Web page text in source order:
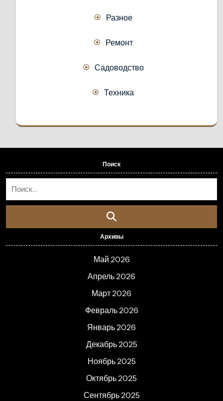
Разное
Ремонт
Садоводство
Техника
Поиск
Архивы
Май 2026
Апрель 2026
Март 2026
Февраль 2026
Январь 2026
Декабрь 2025
Ноябрь 2025
Октябрь 2025
Сентябрь 2025